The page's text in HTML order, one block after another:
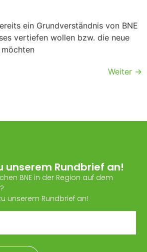
ein Grundverständnis von BNE
vertiefen wollen bzw. die neue
Weiter →
unserem Rundbrief an!
BNE in der Region auf dem
unserem Rundbrief an!